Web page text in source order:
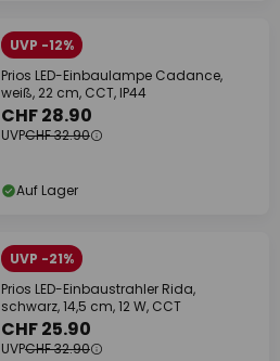
UVP -12%
Prios LED-Einbaulampe Cadance,
weiß, 22 cm, CCT, IP44
CHF 28.90
UVPCHF 32.90
Auf Lager
UVP -21%
Prios LED-Einbaustrahler Rida,
schwarz, 14,5 cm, 12 W, CCT
CHF 25.90
UVPCHF 32.90